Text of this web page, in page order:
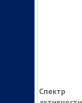
Спектр